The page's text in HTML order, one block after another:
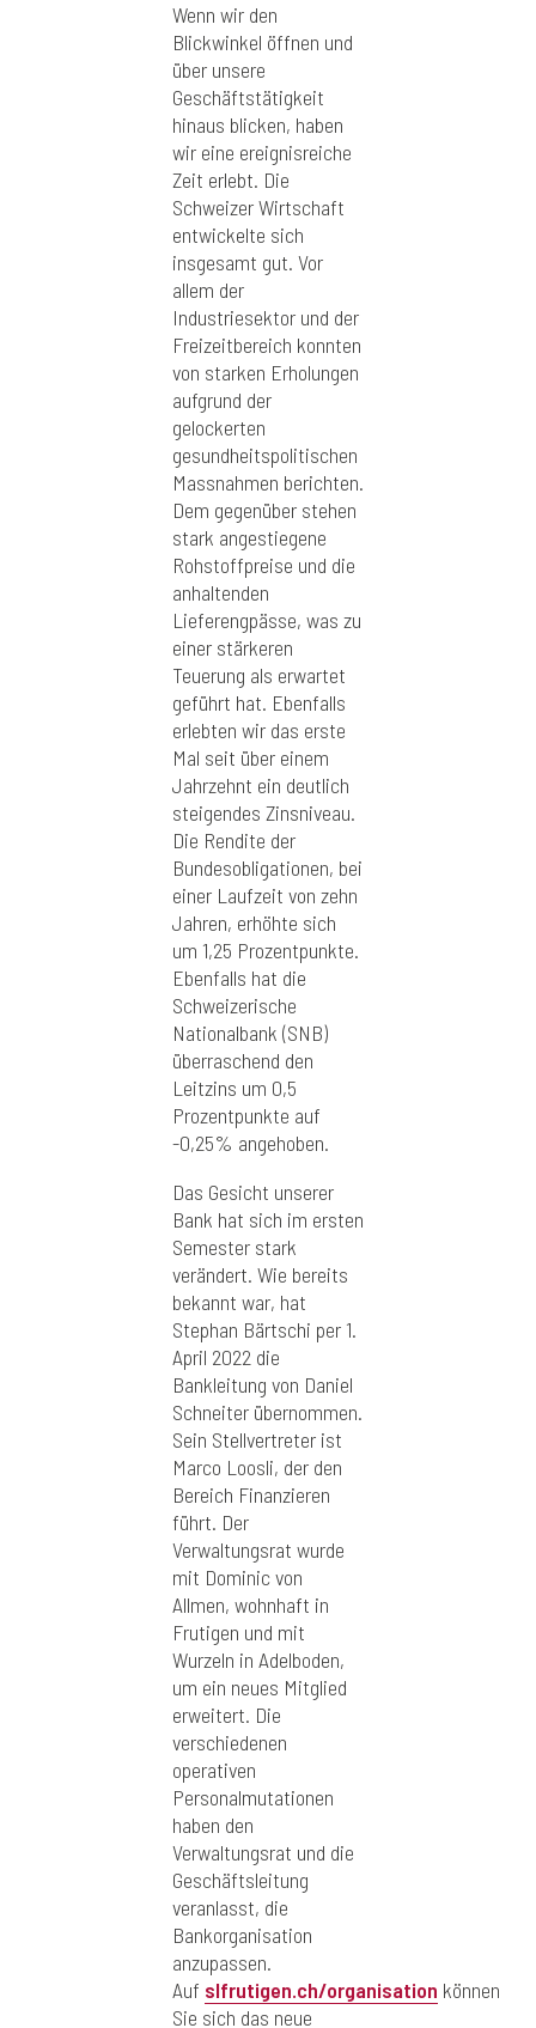
Wenn wir den
Blickwinkel öffnen und
über unsere
Geschäftstätigkeit
hinaus blicken, haben
wir eine ereignisreiche
Zeit erlebt. Die
Schweizer Wirtschaft
entwickelte sich
insgesamt gut. Vor
allem der
Industriesektor und der
Freizeitbereich konnten
von starken Erholungen
aufgrund der
gelockerten
gesundheitspolitischen
Massnahmen berichten.
Dem gegenüber stehen
stark angestiegene
Rohstoffpreise und die
anhaltenden
Lieferengpässe, was zu
einer stärkeren
Teuerung als erwartet
geführt hat. Ebenfalls
erlebten wir das erste
Mal seit über einem
Jahrzehnt ein deutlich
steigendes Zinsniveau.
Die Rendite der
Bundesobligationen, bei
einer Laufzeit von zehn
Jahren, erhöhte sich
um 1,25 Prozentpunkte.
Ebenfalls hat die
Schweizerische
Nationalbank (SNB)
überraschend den
Leitzins um 0,5
Prozentpunkte auf
-0,25% angehoben.
Das Gesicht unserer
Bank hat sich im ersten
Semester stark
verändert. Wie bereits
bekannt war, hat
Stephan Bärtschi per 1.
April 2022 die
Bankleitung von Daniel
Schneiter übernommen.
Sein Stellvertreter ist
Marco Loosli, der den
Bereich Finanzieren
führt. Der
Verwaltungsrat wurde
mit Dominic von
Allmen, wohnhaft in
Frutigen und mit
Wurzeln in Adelboden,
um ein neues Mitglied
erweitert. Die
verschiedenen
operativen
Personalmutationen
haben den
Verwaltungsrat und die
Geschäftsleitung
veranlasst, die
Bankorganisation
anzupassen.
Auf slfrutigen.ch/organisation können
Sie sich das neue